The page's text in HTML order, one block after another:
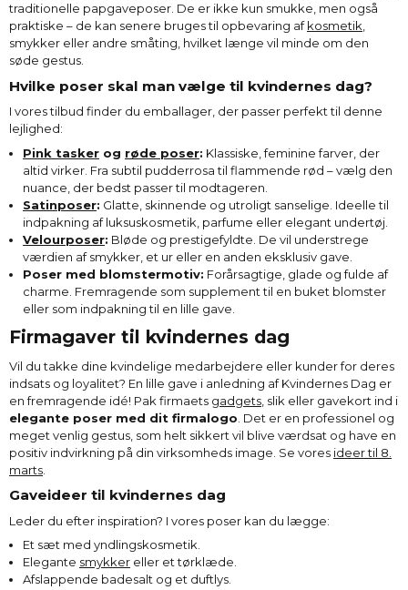
traditionelle papgaveposer. De er ikke kun smukke, men også
praktiske – de kan senere bruges til opbevaring afkosmetik,
smykker eller andre småting, hvilket længe vil minde om den
søde gestus.
Hvilke poser skal man vælge til kvindernes dag?
I vores tilbud finder du emballager, der passer perfekt til denne
lejlighed:
Pink tasker og røde poser: Klassiske, feminine farver, der
altid virker. Fra subtil pudderrosa til flammende rød – vælg den
nuance, der bedst passer til modtageren.
Satinposer: Glatte, skinnende og utroligt sanselige. Ideelle til
indpakning af luksuskosmetik, parfume eller elegant undertøj.
Velourposer: Bløde og prestigefyldte. De vil understrege
værdien af smykker, et ur eller en anden eksklusiv gave.
Poser med blomstermotiv: Forårsagtige, glade og fulde af
charme. Fremragende som supplement til en buket blomster
eller som indpakning til en lille gave.
Firmagaver til kvindernes dag
Vil du takke dine kvindelige medarbejdere eller kunder for deres
indsats og loyalitet? En lille gave i anledning af Kvindernes Dag er
en fremragende idé! Pak firmaets gadgets , slik eller gavekort ind i
elegante poser med dit firmalogo . Det er en professionel og
meget venlig gestus, som helt sikkert vil blive værdsat og have en
positiv indvirkning på din virksomheds image. Se vores ideer til 8.
marts
Gaveideer til kvindernes dag
Leder du efter inspiration? I vores poser kan du lægge:
Et sæt med yndlingskosmetik.
Elegante smykker eller et tørklæde.
Afslappende badesalt og et duftlys.